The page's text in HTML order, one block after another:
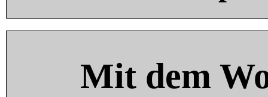
Mit dem